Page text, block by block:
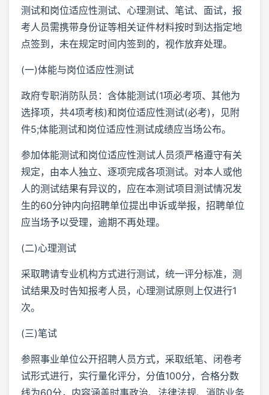
测试和岗位适应性测试、心理测试、笔试、面试，报
考人员需携带身份证等相关证件材料按时到达指定地
点签到，未在规定时间内签到的，视作放弃处理。
(一)体能与岗位适应性测试
政府专职消防队员：含体能测试(1项必考项、其他为
选择项，共4项考核)和岗位适应性测试(必考)，见附
件5;体能测试和岗位适应性测试成绩应当场公布。
参加体能测试和岗位适应性测试人员须严格遵守有关
规定，由本人独立、逐项完成各项测试。对本人或他
人的测试结果有异议的，应在本测试项目测试情况发
生的60分钟内向招聘单位提出申诉或举报，招聘单位
应当场予以受理，逾期不再处理。
(二)心理测试
采取聘请专业机构方式进行测试，统一评分标准，测
试结果及时告知报考人员，心理测试原则上仅进行1
次。
(三)笔试
参照事业单位公开招聘人员方式，采取纸笔、闭卷考
试形式进行，实行量化评分，分值100分，合格分数
线为60分，内容涵盖时事政治、法律法规、消防业务